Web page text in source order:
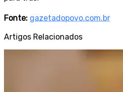
Fonte: gazetadopovo.com.br
Artigos Relacionados